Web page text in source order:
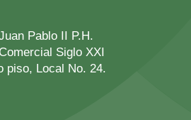
Pablo II P.H.
Siglo XXI
piso, Local No. 24.